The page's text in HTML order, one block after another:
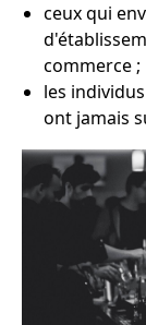
ceux qui
commerce ;
les
ont jamais